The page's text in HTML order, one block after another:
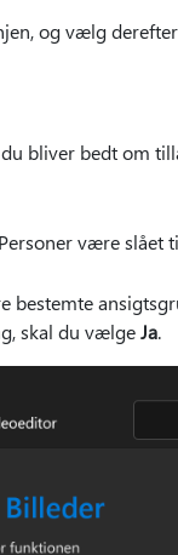
og vælg
bliver bedt om
være slået
bestemte
skal du vælgeJa.